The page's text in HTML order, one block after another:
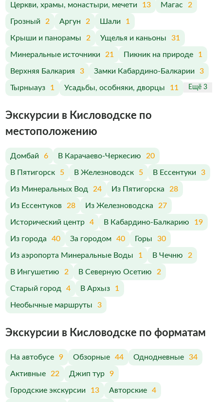
Церкви, храмы, монастыри, мечети 13 Магас 2
Грозный 2 Аргун 2 Шали 1
Крыши и панорамы 2 Ущелья и каньоны 31
Минеральные источники 21 Пикник на природе 1
Верхняя Балкария 3 Замки Кабардино-Балкарии 3
Тырныауз 1 Усадьбы, особняки, дворцы 11 Ещё 3
Экскурсии в Кисловодске по
меcтоположению
Домбай 6 В Карачаево-Черкесию 20
В Пятигорск 5 В Железноводск 5 В Ессентуки 3
Из Минеральных Вод 24 Из Пятигорска 28
Из Ессентуков 28 Из Железноводска 27
Исторический центр 4 В Кабардино-Балкарию 19
Из города 40 За городом 40 Горы 30
Из аэропорта Минеральные Воды 1 В Чечню 2
В Ингушетию 2 В Северную Осетию 2
Старый город 4 В Архыз 1
Необычные маршруты 3
Экскурсии в Кисловодске по форматам
На автобусе 9 Обзорные 44 Однодневные 34
Активные 22 Джип тур 9
Городские экскурсии 13 Авторские 4